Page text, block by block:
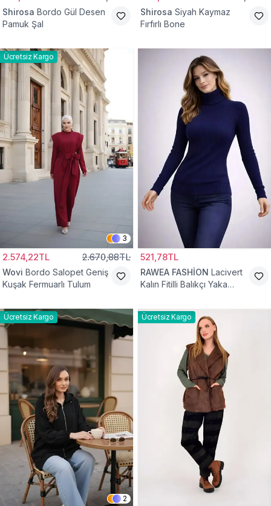
Shirosa Bordo Gül Desen
Pamuk Şal
Shirosa Siyah Kaymaz
Fırfırlı Bone
Ücretsiz Kargo
3
2.574,22TL 2.670,88TL
Wovi Bordo Salopet Geniş
Kuşak Fermuarlı Tulum
521,78TL
RAWEA FASHİON Lacivert
Kalın Fitilli Balıkçı Yaka
Ücretsiz Kargo
2
Ücretsiz Kargo